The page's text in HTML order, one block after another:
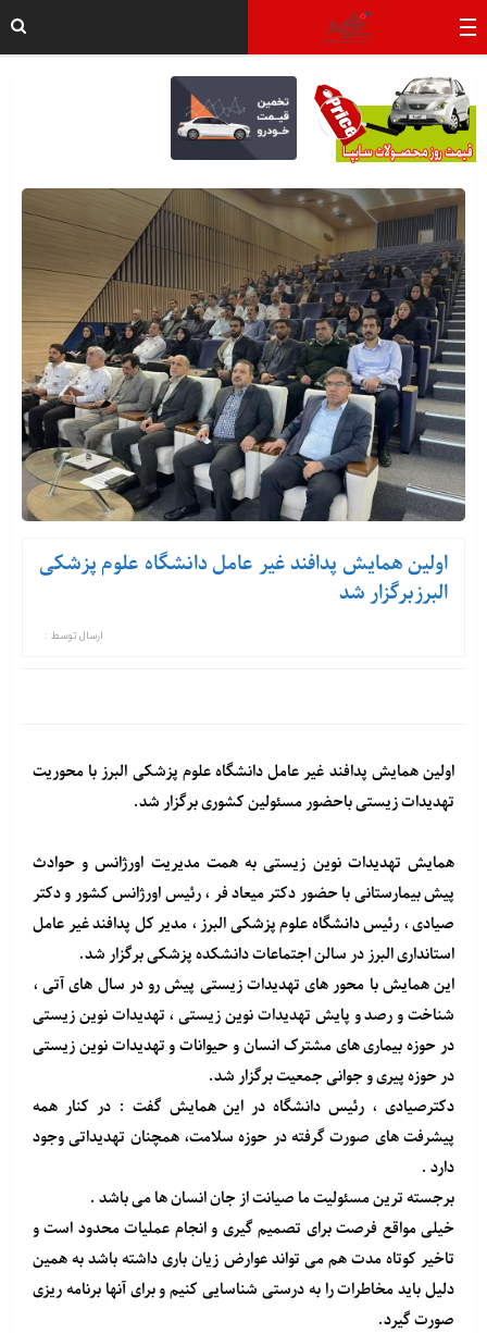
اولین همایش پدافند غیر عامل دانشگاه علوم پزشکی
البرزبرگزار شد
ارسال توسط :
اولین همایش پدافند غیر عامل دانشگاه علوم پزشکی البرز با محوریت
تهدیدات زیستی باحضور مسئولین کشوری برگزار شد.
همایش تهدیدات نوین زیستی به همت مدیریت اورژانس و حوادث
پیش بیمارستانی با حضور دکتر میعاد فر ، رئیس اورژانس کشور و دکتر
صیادی ، رئیس دانشگاه علوم پزشکی البرز ، مدیر کل پدافند غیر عامل
استانداری البرز در سالن اجتماعات دانشکده پزشکی برگزار شد.
این همایش با محور های تهدیدات زیستی پیش رو در سال های آتی ،
شناخت و رصد و پایش تهدیدات نوین زیستی ، تهدیدات نوین زیستی
در حوزه بیماری های مشترک انسان و حیوانات و تهدیدات نوین زیستی
در حوزه پیری و جوانی جمعیت برگزار شد.
دکترصیادی ، رئیس دانشگاه در این همایش گفت : در کنار همه
پیشرفت های صورت گرفته در حوزه سلامت، همچنان تهدیداتی وجود
دارد .
برجسته ترین مسئولیت ما صیانت از جان انسان ها می باشد .
خیلی مواقع فرصت برای تصمیم گیری و انجام عملیات محدود است و
تاخیر کوتاه مدت هم می تواند عوارض زیان باری داشته باشد به همین
دلیل باید مخاطرات را به درستی شناسایی کنیم و برای آنها برنامه ریزی
صورت گیرد.